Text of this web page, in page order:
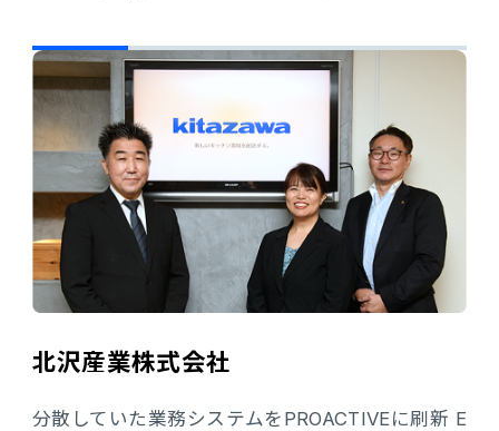
北沢産業株式会社
分散していた業務システムをPROACTIVEに刷新 E